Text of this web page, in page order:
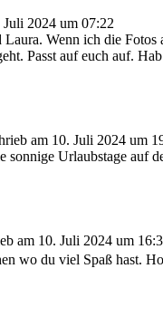
Juli 2024 um 07:22
Wenn ich die
Passt auf euch auf.
am 10. Juli 2024 um
Urlaubstage auf
am 10. Juli 2024 um
wo du viel Spaß hast.